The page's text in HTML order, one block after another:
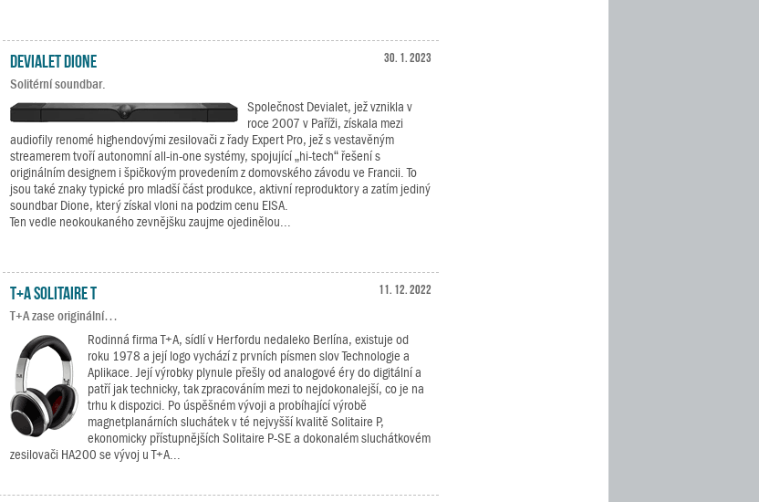
30. 1. 2023
Devialet Dione
Solitérní soundbar.
Společnost Devialet, jež vznikla v
roce 2007 v Paříži, získala mezi
audiofily renomé highendovými zesilovači z řady Expert Pro, jež s vestavěným
streamerem tvoří autonomní all-in-one systémy, spojující „hi-tech“ řešení s
originálním designem i špičkovým provedením z domovského závodu ve Francii. To
jsou také znaky typické pro mladší část produkce, aktivní reproduktory a zatím jediný
soundbar Dione, který získal vloni na podzim cenu EISA.
Ten vedle neokoukaného zevnějšku zaujme ojedinělou...
11. 12. 2022
T+A Solitaire T
T+A zase originální…
Rodinná firma T+A, sídlí v Herfordu nedaleko Berlína, existuje od
roku 1978 a její logo vychází z prvních písmen slov Technologie a
Aplikace. Její výrobky plynule přešly od analogové éry do digitální a
patří jak technicky, tak zpracováním mezi to nejdokonalejší, co je na
trhu k dispozici. Po úspěšném vývoji a probíhající výrobě
magnetplanárních sluchátek v té nejvyšší kvalitě Solitaire P,
ekonomicky přístupnějších Solitaire P-SE a dokonalém sluchátkovém
zesilovači HA200 se vývoj u T+A...